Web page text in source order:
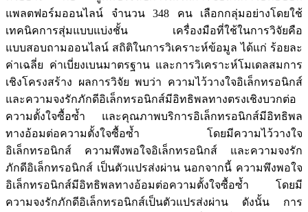
แพลตฟอร์มออนไลน์ จำนวน 348 คน เลือกกลุ่มอย่างโดยใช้
เทคนิคการสุ่มแบบแบ่งชั้น เครื่องมือที่ใช้ในการวิจัยคือ
แบบสอบถามออนไลน์ สถิติในการวิเคราะห์ข้อมูล ได้แก่ ร้อยละ
ค่าเฉลี่ย ค่าเบี่ยงเบนมาตรฐาน และการวิเคราะห์โมเดลสมการ
เชิงโครงสร้าง ผลการวิจัย พบว่า ความไว้วางใจอิเล็กทรอนิกส์
และความจงรักภักดีอิเล็กทรอนิกส์มีอิทธิพลทางตรงเชิงบวกต่อ
ความตั้งใจซื้อซ้ำ และคุณภาพบริการอิเล็กทรอนิกส์มีอิทธิพล
ทางอ้อมต่อความตั้งใจซื้อซ้ำ โดยมีความไว้วางใจ
อิเล็กทรอนิกส์ ความพึงพอใจอิเล็กทรอนิกส์ และความจงรัก
ภักดีอิเล็กทรอนิกส์ เป็นตัวแปรส่งผ่าน นอกจากนี้ ความพึงพอใจ
อิเล็กทรอนิกส์มีอิทธิพลทางอ้อมต่อความตั้งใจซื้อซ้ำ โดยมี
ความจงรักภักดีอิเล็กทรอนิกส์เป็นตัวแปรส่งผ่าน ดังนั้น การ